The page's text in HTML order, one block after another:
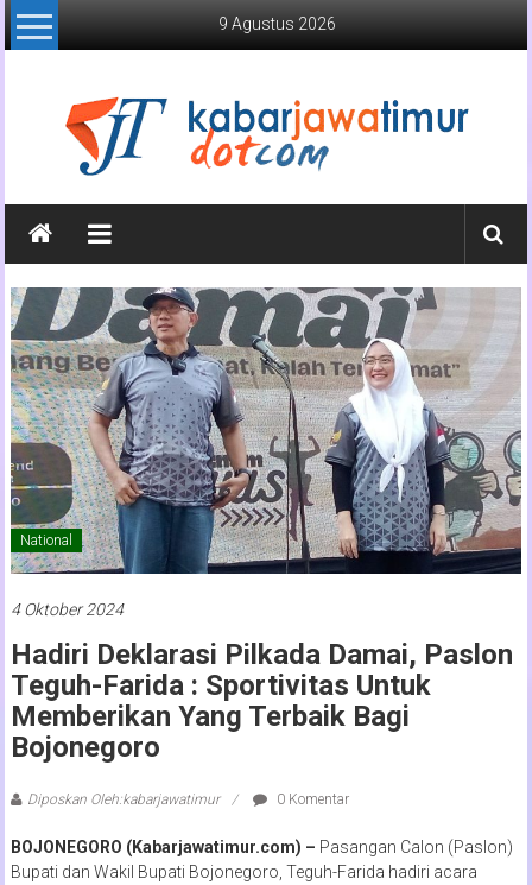
Lompat
ke
9 Agustus 2026
Kabar
Jawa
Timur
Media
Online
Jawa
Timur
National
4 Oktober 2024
Hadiri Deklarasi Pilkada Damai, Paslon
Teguh-Farida : Sportivitas Untuk
Memberikan Yang Terbaik Bagi
Bojonegoro
Diposkan Oleh:kabarjawatimur 0 Komentar
BOJONEGORO (Kabarjawatimur.com) – Pasangan Calon (Paslon)
Bupati dan Wakil Bupati Bojonegoro, Teguh-Farida hadiri acara